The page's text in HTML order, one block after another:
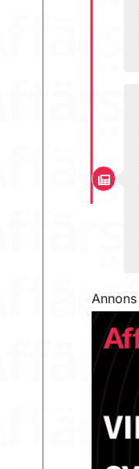
Annons